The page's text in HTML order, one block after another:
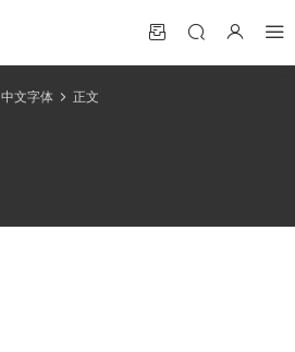
中文字体 正文